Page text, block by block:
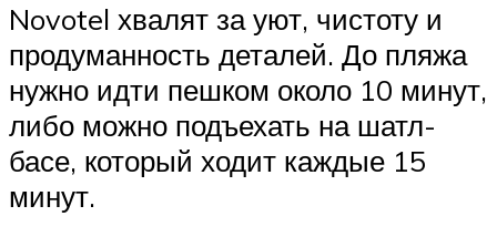
Novotel хвалят за уют, чистоту и
продуманность деталей. До пляжа
нужно идти пешком около 10 минут,
либо можно подъехать на шатл-
басе, который ходит каждые 15
минут.